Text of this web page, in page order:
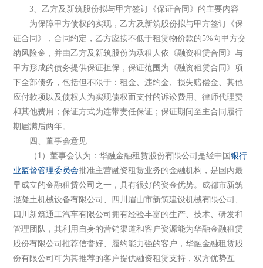
3、乙方及新筑股份拟与甲方签订《保证合同》的主要内容
为保障甲方债权的实现，乙方及新筑股份拟与甲方签订《保
证合同》，合同约定，乙方应按不低于租赁物价款的5%向甲方交
纳风险金，并由乙方及新筑股份为承租人依《融资租赁合同》与
甲方形成的债务提供保证担保，保证范围为《融资租赁合同》项
下全部债务，包括但不限于：租金、违约金、损失赔偿金、其他
应付款项以及债权人为实现债权而支付的诉讼费用、律师代理费
和其他费用；保证方式为连带责任保证；保证期间至主合同履行
期届满后两年。
四、董事会意见
（1）董事会认为：华融金融租赁股份有限公司是经中国银行
业监督管理委员会批准主营融资租赁业务的金融机构，是国内最
早成立的金融租赁公司之一，具有很好的资金优势。成都市新筑
混凝土机械设备有限公司、四川眉山市新筑建设机械有限公司、
四川新筑通工汽车有限公司拥有经验丰富的生产、技术、研发和
管理团队，其利用自身的营销渠道和客户资源能为华融金融租赁
股份有限公司推荐信誉好、履约能力强的客户，华融金融租赁股
份有限公司可为其推荐的客户提供融资租赁支持，双方优势互